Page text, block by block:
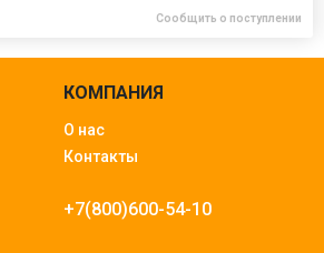
Сообщить о поступлении
КОМПАНИЯ
О нас
Контакты
+7(800)600-54-10